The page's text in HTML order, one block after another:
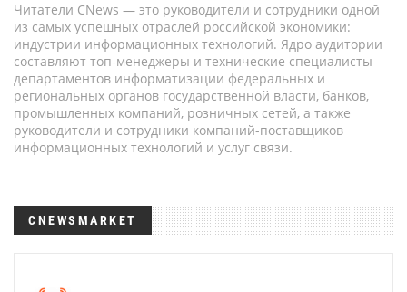
Читатели CNews — это руководители и сотрудники одной
из самых успешных отраслей российской экономики:
индустрии информационных технологий. Ядро аудитории
составляют топ-менеджеры и технические специалисты
департаментов информатизации федеральных и
региональных органов государственной власти, банков,
промышленных компаний, розничных сетей, а также
руководители и сотрудники компаний-поставщиков
информационных технологий и услуг связи.
CNEWSMARKET